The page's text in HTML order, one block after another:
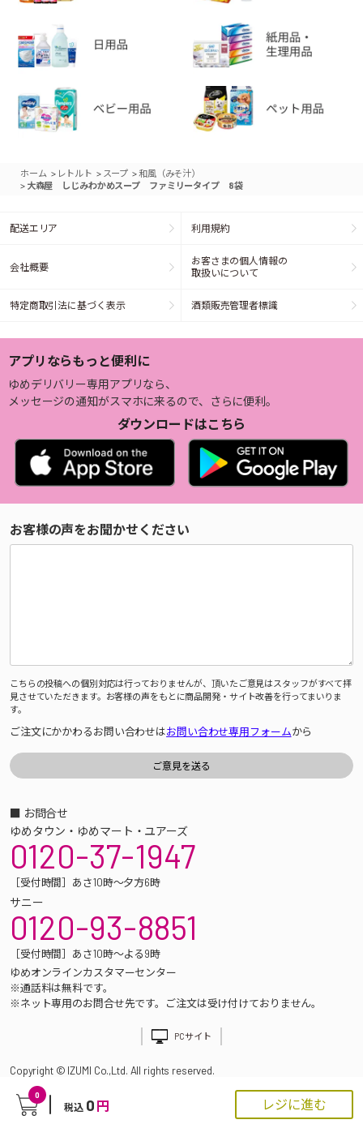
0
税込 0 円 レジに進む
ホーム > レトルト > スープ >和風（みそ汁）
> 大森屋 しじみわかめスープ ファミリータイプ 8袋
配送エリア 利用規約
会社概要
お客さまの個人情報の
取扱いについて
特定商取引法に基づく表示 酒類販売管理者標識
アプリならもっと便利に
ゆめデリバリー専用アプリなら、
メッセージの通知がスマホに来るので、さらに便利。
ダウンロードはこちら
お客様の声をお聞かせください
こちらの投稿への個別対応は行っておりませんが、頂いたご意見はスタッフがすべて拝
見させていただきます。お客様の声をもとに商品開発・サイト改善を行ってまいりま
す。
ご注文にかかわるお問い合わせはお問い合わせ専用フォームから
■ お問合せ
ゆめタウン・ゆめマート・ユアーズ
0120-37-1947
［受付時間］あさ10時～夕方6時
サニー
0120-93-8851
［受付時間］あさ10時～よる9時
ゆめオンラインカスタマーセンター
※通話料は無料です。
※ネット専用のお問合せ先です。ご注文は受け付けておりません。
PCサイト
Copyright © IZUMI Co.,Ltd. All rights reserved.